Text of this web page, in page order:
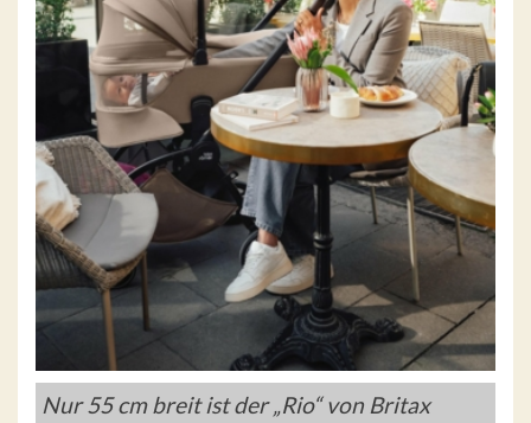
Nur 55 cm breit ist der „Rio“ von Britax